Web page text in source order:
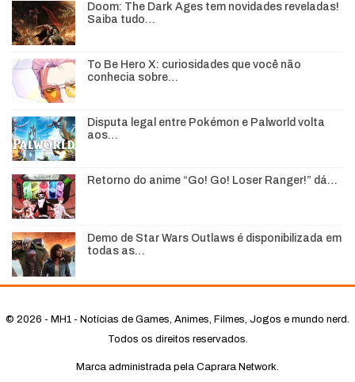
Doom: The Dark Ages tem novidades reveladas!
Saiba tudo…
To Be Hero X: curiosidades que você não
conhecia sobre…
Disputa legal entre Pokémon e Palworld volta
aos…
Retorno do anime “Go! Go! Loser Ranger!” dá…
Demo de Star Wars Outlaws é disponibilizada em
todas as…
© 2026 - MH1 - Notícias de Games, Animes, Filmes, Jogos e mundo nerd.
Todos os direitos reservados.
Marca administrada pela Caprara Network.